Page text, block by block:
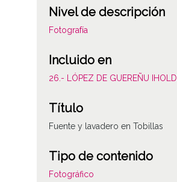
Nivel de descripción
Fotografía
Incluido en
26.- LÓPEZ DE GUEREÑU IHOLDI
Título
Fuente y lavadero en Tobillas
Tipo de contenido
Fotográfico